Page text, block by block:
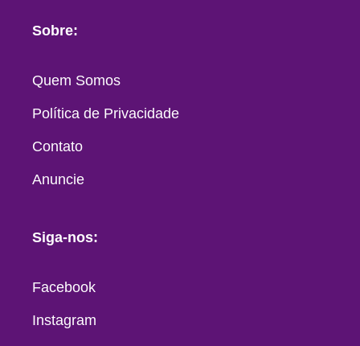
Sobre:
Quem Somos
Política de Privacidade
Contato
Anuncie
Siga-nos:
Facebook
Instagram